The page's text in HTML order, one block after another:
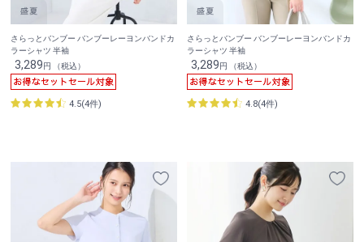
さらっとバンブー バンブーレーヨンバンドカ
ラーシャツ 半袖
3,289円 （税込）
4.5(4件)
さらっとバンブー バンブーレーヨンバンドカ
ラーシャツ 半袖
3,289円 （税込）
4.8(4件)